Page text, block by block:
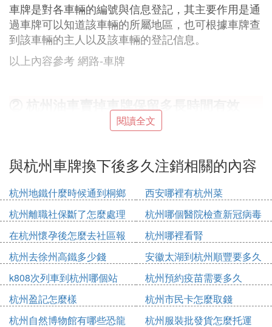
車牌是對各車輛的編號與信息登記，其主要作用是通
過車牌可以知道該車輛的所屬地區，也可根據車牌查
到該車輛的主人以及該車輛的登記信息。
以上內容參考 網路-車牌
② 杭州油車賣掉車牌保留多長時間有效
杭州油車賣掉後，車牌保留的有效期為一年
當車主出售或報廢其杭州的油車時，可以
選擇保留原車牌。
保留車牌的有效期從辦理相關手續之日起
開始計算，為期一年。
保留條件：
車主必須在車牌保留有效期內購買新車或
二手車，並辦理上牌手續。
如果在車牌保留有效期內未使用保留的車
閱讀全文
與杭州車牌換下後多久注銷相關的內容
杭州地鐵什麼時候通到桐鄉
西安哪裡有杭州菜
杭州離職社保斷了怎麼處理
杭州哪個醫院檢查新冠病毒
在杭州懷孕後怎麼去社區報
備
杭州哪裡看腎
杭州去徐州高鐵多少錢
安徽太湖到杭州順豐要多久
k808次列車到杭州哪個站
杭州預約疫苗需要多久
杭州盈記怎麼樣
杭州市民卡怎麼取錢
杭州自然博物館有哪些恐龍
杭州服裝批發貨怎麼托運